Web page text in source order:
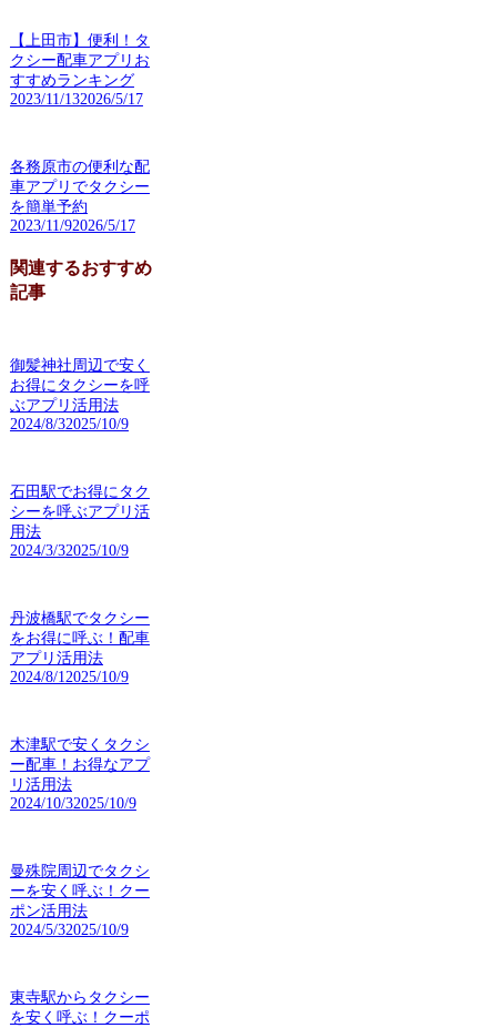
【上田市】便利！タ
クシー配車アプリお
すすめランキング
2023/11/132026/5/17
各務原市の便利な配
車アプリでタクシー
を簡単予約
2023/11/92026/5/17
関連するおすすめ
記事
御髪神社周辺で安く
お得にタクシーを呼
ぶアプリ活用法
2024/8/32025/10/9
石田駅でお得にタク
シーを呼ぶアプリ活
用法
2024/3/32025/10/9
丹波橋駅でタクシー
をお得に呼ぶ！配車
アプリ活用法
2024/8/12025/10/9
木津駅で安くタクシ
ー配車！お得なアプ
リ活用法
2024/10/32025/10/9
曼殊院周辺でタクシ
ーを安く呼ぶ！クー
ポン活用法
2024/5/32025/10/9
東寺駅からタクシー
を安く呼ぶ！クーポ